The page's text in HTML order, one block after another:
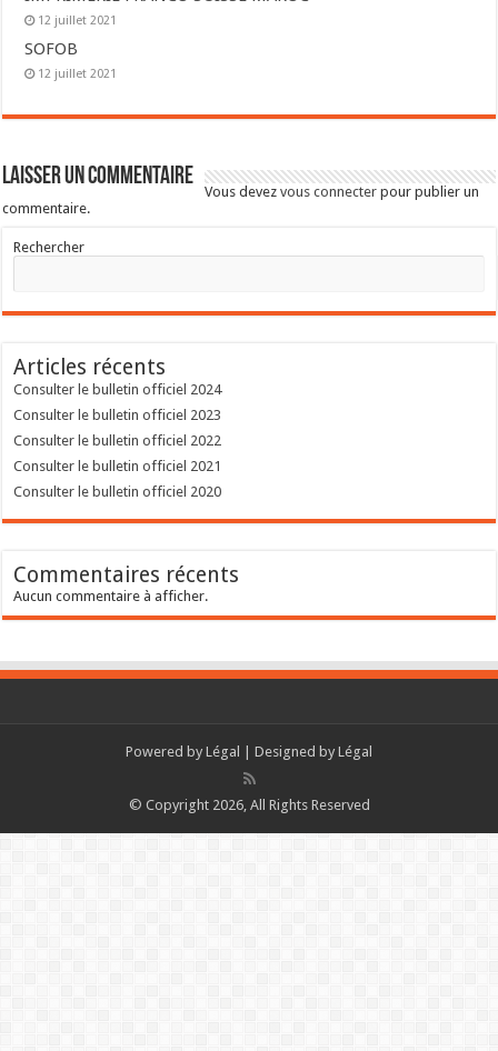
12 juillet 2021
SOFOB
12 juillet 2021
Laisser un commentaire
Vous devezvous connecter pour publier un
commentaire.
Rechercher
Articles récents
Consulter le bulletin officiel 2024
Consulter le bulletin officiel 2023
Consulter le bulletin officiel 2022
Consulter le bulletin officiel 2021
Consulter le bulletin officiel 2020
Commentaires récents
Aucun commentaire à afficher.
Powered by Légal | Designed by Légal
© Copyright 2026, All Rights Reserved